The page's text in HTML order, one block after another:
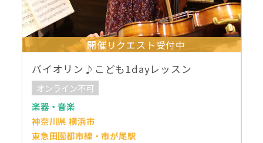
開催リクエスト受付中
バイオリン♪こども1dayレッスン
オンライン不可
楽器・音楽
神奈川県 横浜市
東急田園都市線・市が尾駅